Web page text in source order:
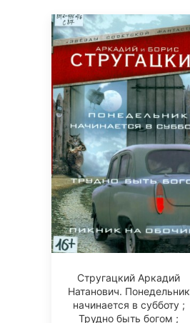
Стругацкий Аркадий
Натанович. Понедельник
начинается в субботу ;
Трудно быть богом ;